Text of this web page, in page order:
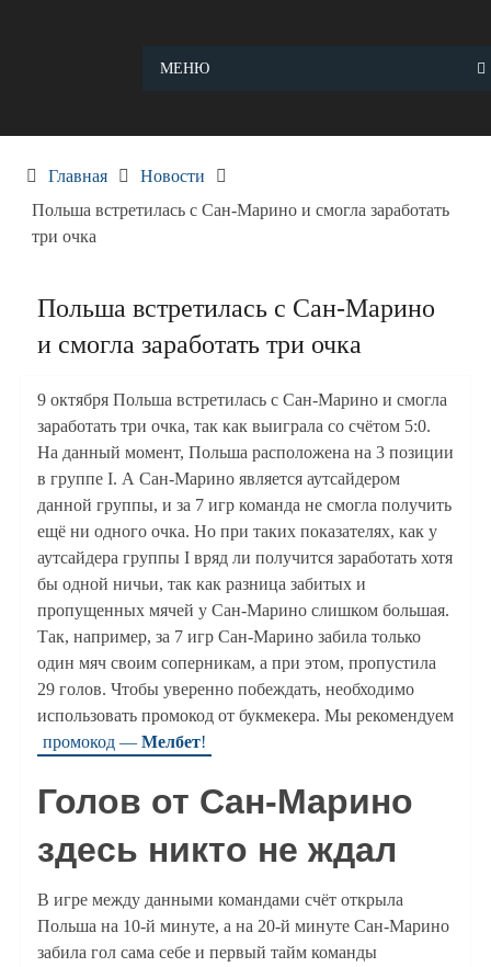
МЕНЮ
Главная
Новости
Польша встретилась с Сан-Марино и смогла заработать
три очка
Польша встретилась с Сан-Марино
и смогла заработать три очка
9 октября Польша встретилась с Сан-Марино и смогла
заработать три очка, так как выиграла со счётом 5:0.
На данный момент, Польша расположена на 3 позиции
в группе I. А Сан-Марино является аутсайдером
данной группы, и за 7 игр команда не смогла получить
ещё ни одного очка. Но при таких показателях, как у
аутсайдера группы I вряд ли получится заработать хотя
бы одной ничьи, так как разница забитых и
пропущенных мячей у Сан-Марино слишком большая.
Так, например, за 7 игр Сан-Марино забила только
один мяч своим соперникам, а при этом, пропустила
29 голов. Чтобы уверенно побеждать, необходимо
использовать промокод от букмекера. Мы рекомендуем
промокод — Мелбет!
Голов от Сан-Марино
здесь никто не ждал
В игре между данными командами счёт открыла
Польша на 10-й минуте, а на 20-й минуте Сан-Марино
забила гол сама себе и первый тайм команды